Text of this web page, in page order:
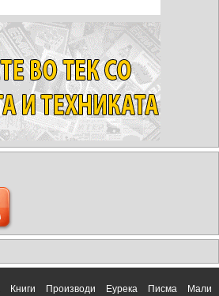
Книги Производи Еурека Писма
Мали